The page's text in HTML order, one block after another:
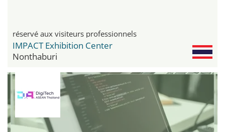
réservé aux visiteurs professionnels
IMPACT Exhibition Center
Nonthaburi